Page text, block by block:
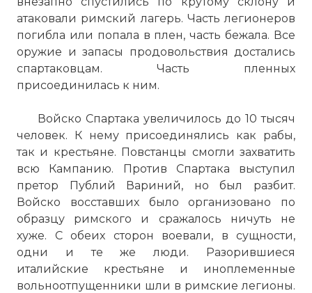
атаковали римский лагерь. Часть легионеров
погибла или попала в плен, часть бежала. Все
оружие и запасы продовольствия достались
спартаковцам. Часть пленных
присоединилась к ним.
Войско Спартака увеличилось до 10 тысяч
человек. К нему присоединялись как рабы,
так и крестьяне. Повстанцы смогли захватить
всю Кампанию. Против Спартака выступил
претор Публий Вариний, но был разбит.
Войско восставших было организовано по
образцу римского и сражалось ничуть не
хуже. С обеих сторон воевали, в сущности,
одни и те же люди. Разорившиеся
италийские крестьяне и иноплеменные
вольноотпущенники шли в римские легионы.